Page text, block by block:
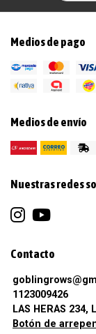
Medios de pago
Medios de envío
Nuestras redes
Contacto
1123009426
LAS HERAS 234,
Botón de